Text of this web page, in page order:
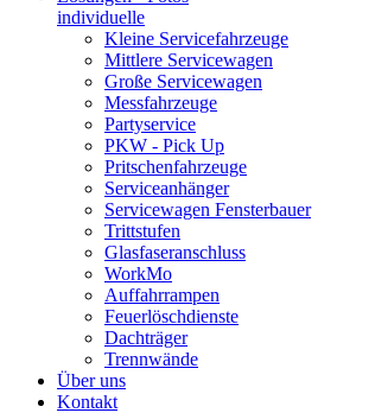
individuelle
Kleine Servicefahrzeuge
Mittlere Servicewagen
Große Servicewagen
Messfahrzeuge
Partyservice
PKW - Pick Up
Pritschenfahrzeuge
Serviceanhänger
Servicewagen Fensterbauer
Trittstufen
Glasfaseranschluss
WorkMo
Auffahrrampen
Feuerlöschdienste
Dachträger
Trennwände
Über uns
Kontakt